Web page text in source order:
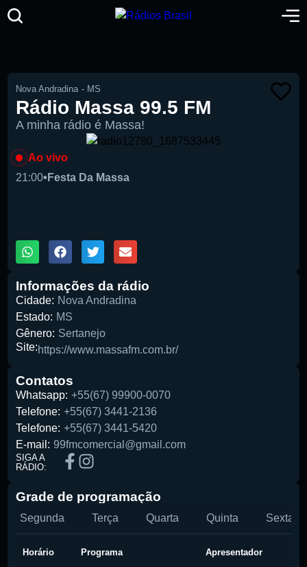
Pesquise aqui a sua rádio favorita:
Nova Andradina - MS
Rádio Massa 99.5 FM
A minha rádio é Massa!
Ao vivo
21:00• Festa Da Massa
Informações da rádio
Cidade: Nova Andradina
Estado: MS
Gênero: Sertanejo
Site:https://www.massafm.com.br/
Contatos
Whatsapp: +55(67) 99900-0070
Telefone: +55(67) 3441-2136
Telefone: +55(67) 3441-5420
E-mail: 99fmcomercial@gmail.com
SIGA A
RÁDIO:
Grade de programação
Segunda Terça Quarta Quinta Sexta
Horário Programa Apresentador